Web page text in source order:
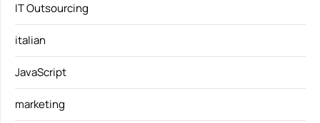
IT Outsourcing
italian
JavaScript
marketing